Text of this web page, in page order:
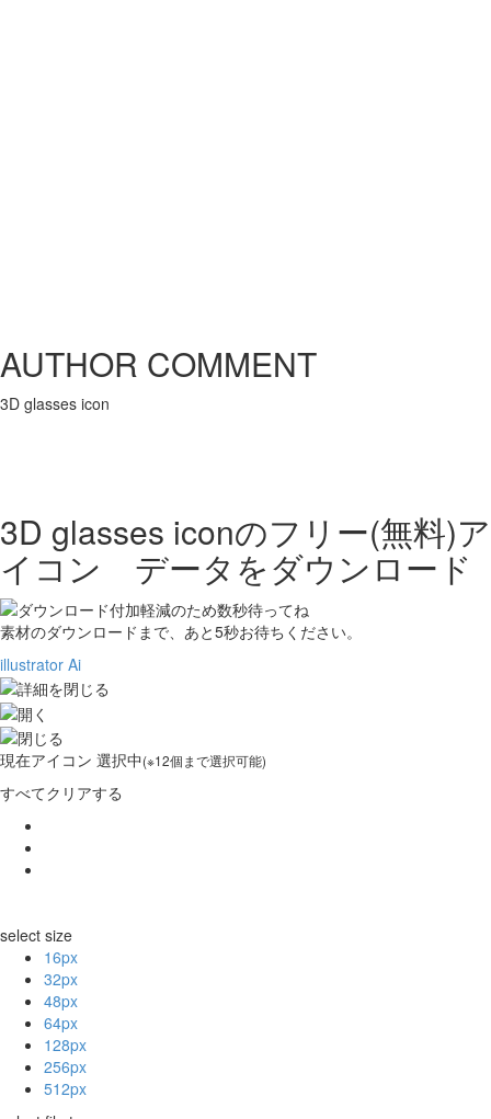
AUTHOR COMMENT
3D glasses icon
3D glasses iconのフリー(無料)ア
イコン データをダウンロード
素材のダウンロードまで、あと5秒お待ちください。
illustrator Ai
現在アイコン 選択中(※12個まで選択可能)
すべてクリアする
select size
16px
32px
48px
64px
128px
256px
512px